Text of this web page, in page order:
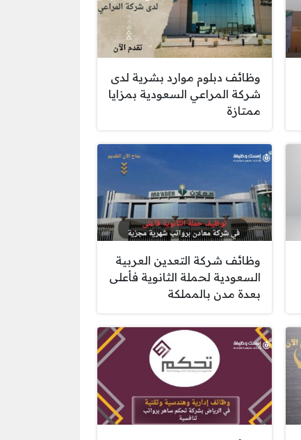
وظائف دبلوم موارد بشرية لدى
شركة المراعي السعودية بمزايا
ممتازة
وظائف شركة التعدين العربية
السعودية لحملة الثانوية فأعلى
بعدة مدن بالمملكة